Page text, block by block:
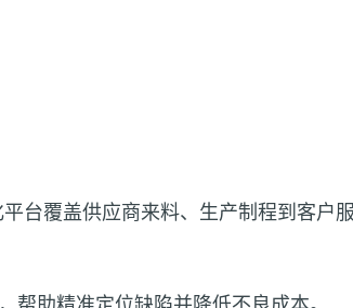
台覆盖供应商来料、生产制程到客户